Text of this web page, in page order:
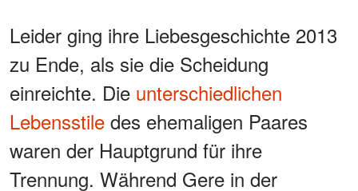
Leider ging ihre Liebesgeschichte 2013
zu Ende, als sie die Scheidung
einreichte. Die unterschiedlichen
Lebensstile des ehemaligen Paares
waren der Hauptgrund für ihre
Trennung. Während Gere in der